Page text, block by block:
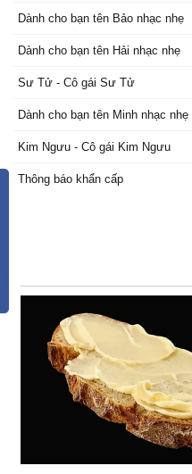
Dành cho bạn tên Bảo nhạc nhẹ
Dành cho bạn tên Hải nhạc nhẹ
Sư Tử - Cô gái Sư Tử
Dành cho bạn tên Minh nhạc nhẹ
Kim Ngưu - Cô gái Kim Ngưu
Thông báo khẩn cấp